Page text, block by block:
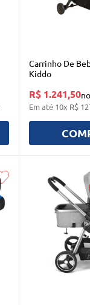
Carrinho De
Kiddo
R$ 1.241,50
Em até 10x R$